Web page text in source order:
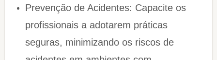
Prevenção de Acidentes: Capacite os
profissionais a adotarem práticas
seguras, minimizando os riscos de